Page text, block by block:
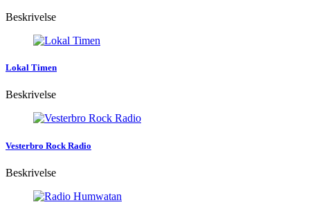
Beskrivelse
Lokal Timen
Beskrivelse
Vesterbro Rock Radio
Beskrivelse